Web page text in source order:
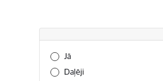
Vai šī informācija bija
Jā
Daļēji